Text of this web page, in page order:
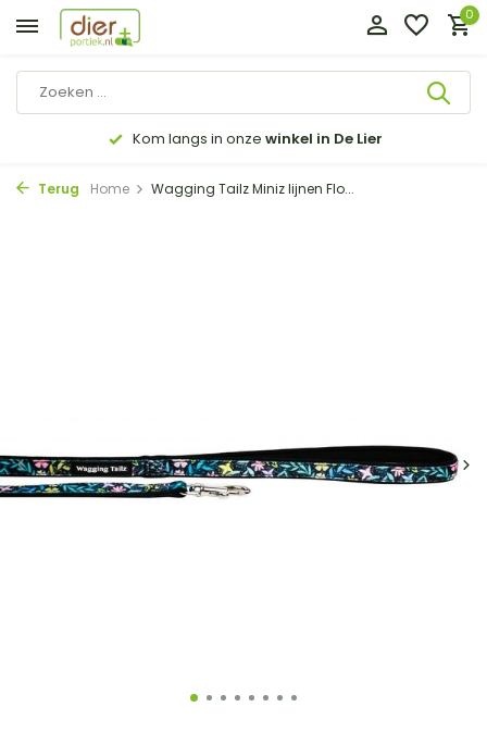
0
Kom langs in onze winkel in De Lier
Terug Home Wagging Tailz Miniz lijnen Flo...